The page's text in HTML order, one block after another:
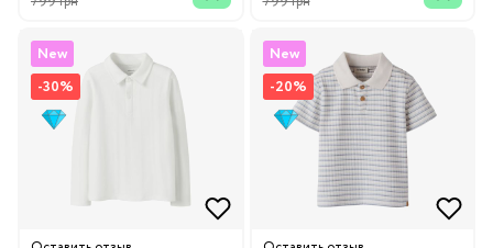
New
-30%
New
-20%